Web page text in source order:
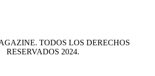
TODOS LOS DERECHOS
RESERVADOS 2024.